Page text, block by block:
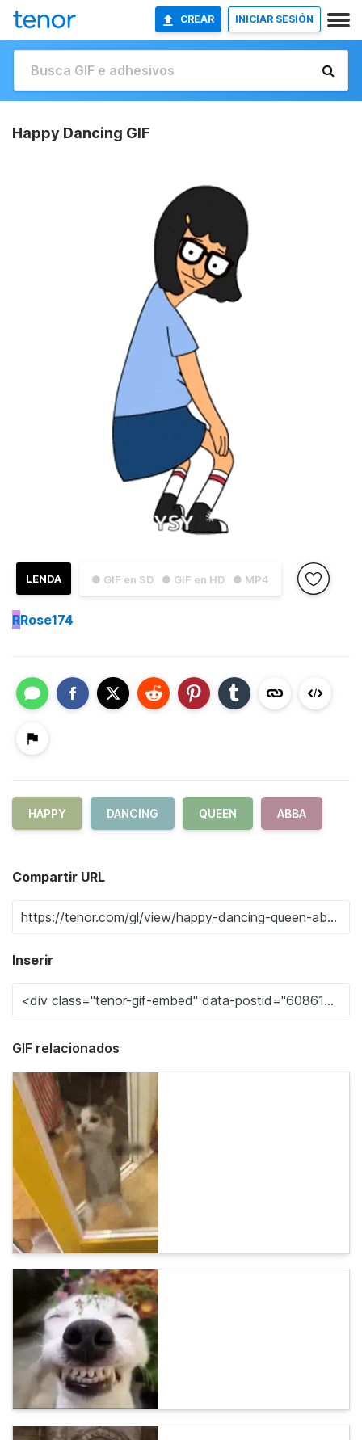
CREAR INICIAR SESIÓN
Happy Dancing GIF
● GIF en SD ● GIF en HD ● MP4
LENDA
RRose174
HAPPY DANCING QUEEN ABBA
Compartir URL
Inserir
GIF relacionados